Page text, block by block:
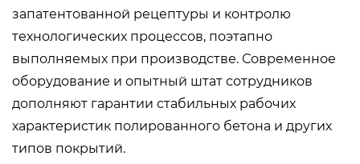
запатентованной рецептуры и контролю
технологических процессов, поэтапно
выполняемых при производстве. Современное
оборудование и опытный штат сотрудников
дополняют гарантии стабильных рабочих
характеристик полированного бетона и других
типов покрытий.